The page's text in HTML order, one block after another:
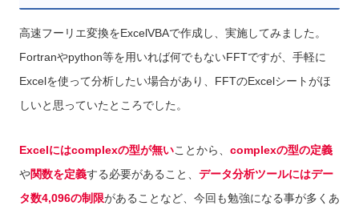
高速フーリエ変換をExcelVBAで作成し、実施してみました。
Fortranやpython等を用いれば何でもないFFTですが、手軽に
Excelを使って分析したい場合があり、FFTのExcelシートがほ
しいと思っていたところでした。
Excelにはcomplexの型が無いことから、 complexの型の定義
や関数を定義する必要があること、 データ分析ツールにはデー
タ数4,096の制限があることなど、今回も勉強になる事が多くあ